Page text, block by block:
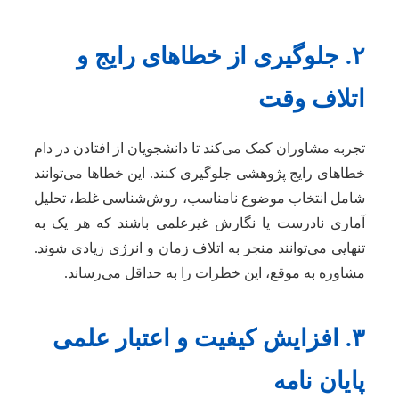
۲. جلوگیری از خطاهای رایج و
اتلاف وقت
تجربه مشاوران کمک می‌کند تا دانشجویان از افتادن در دام
خطاهای رایج پژوهشی جلوگیری کنند. این خطاها می‌توانند
شامل انتخاب موضوع نامناسب، روش‌شناسی غلط، تحلیل
آماری نادرست یا نگارش غیرعلمی باشند که هر یک به
تنهایی می‌توانند منجر به اتلاف زمان و انرژی زیادی شوند.
مشاوره به موقع، این خطرات را به حداقل می‌رساند.
۳. افزایش کیفیت و اعتبار علمی
پایان نامه